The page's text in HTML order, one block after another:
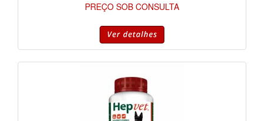
PREÇO SOB CONSULTA